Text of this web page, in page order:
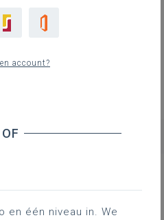
account?
en één niveau in. We